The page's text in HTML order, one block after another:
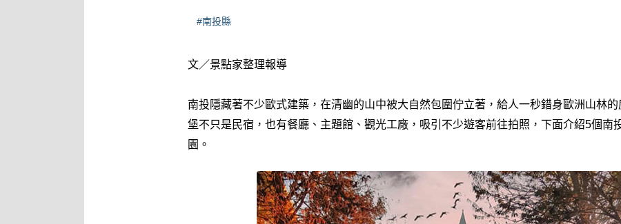
#南投縣
文／景點家整理報導
南投隱藏著不少歐式建築，在清幽的山中被大自然包圍佇立著，給人一秒錯身歐洲山林
堡不只是民宿，也有餐廳、主題館、觀光工廠，吸引不少遊客前往拍照，下面介紹5個南
園。